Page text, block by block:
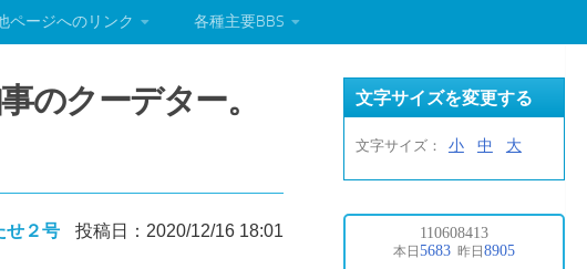
ページへのリンク 各種主要BBS
のクーデター。
せ２号 投稿日：2020/12/16 18:01
文字サイズを変更する
文字サイズ： 小 中 大